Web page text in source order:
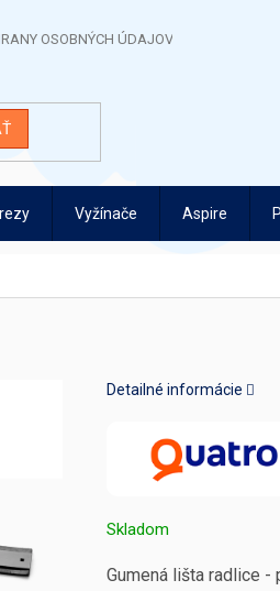
OSOBNÝCH ÚDAJOV
Vyžínače Aspire
Skladom
Gumená lišta radlice
Detailné informácie